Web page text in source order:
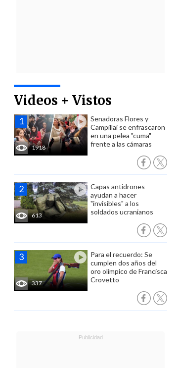
Videos + Vistos
1918
Senadoras Flores y
Campillai se enfrascaron
en una pelea "cuma"
frente a las cámaras
613
Capas antidrones
ayudan a hacer
"invisibles" a los
soldados ucranianos
337
Para el recuerdo: Se
cumplen dos años del
oro olímpico de Francisca
Crovetto